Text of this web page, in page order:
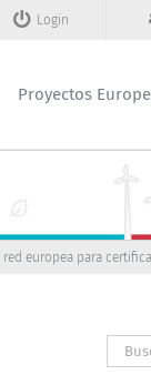
Login
Proyectos
europea para